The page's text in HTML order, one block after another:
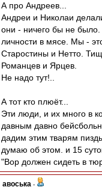
А про Андреев...
Андреи и Николаи
они - ничего бы не
личности в мясе. Мы -
Старостины и Нетто.
Романцев и Ярцев.
Не надо тут!..
А тот кто плюёт...
Эти люди, и их много в
давным давно
дадим этим тварям
думаю об этом. и 15
"Вор должен сидеть в
авоська -